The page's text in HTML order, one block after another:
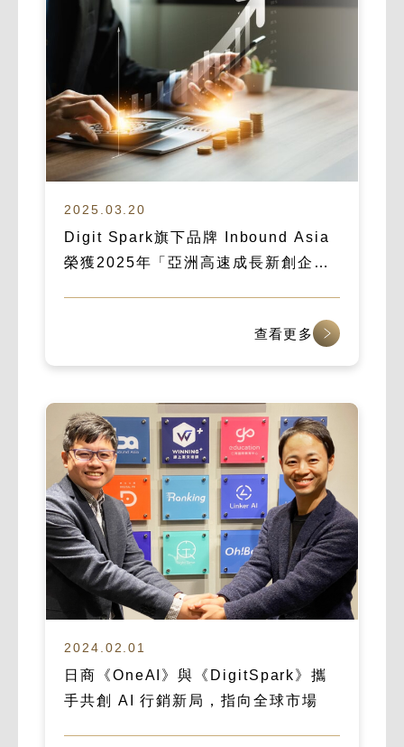
2025.03.20
Digit Spark旗下品牌 Inbound Asia
榮獲2025年「亞洲高速成長新創企
查看更多
2024.02.01
日商《OneAI》與《DigitSpark》攜
手共創 AI 行銷新局，指向全球市場